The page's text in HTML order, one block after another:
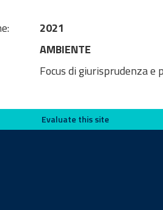
2021
AMBIENTE
Focus di giurisprudenza e
Evaluate this site